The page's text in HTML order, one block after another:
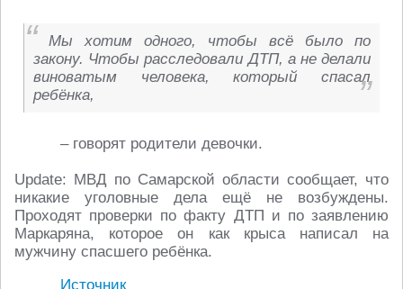
Мы хотим одного, чтобы всё было по
закону. Чтобы расследовали ДТП, а не делали
виноватым человека, который спасал
ребёнка,
– говорят родители девочки.
Update: МВД по Самарской области сообщает, что
никакие уголовные дела ещё не возбуждены.
Проходят проверки по факту ДТП и по заявлению
Маркаряна, которое он как крыса написал на
мужчину спасшего ребёнка.
Источник